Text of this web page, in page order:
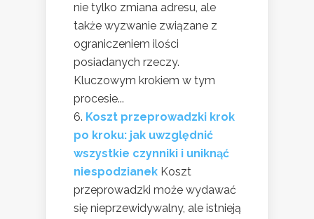
nie tylko zmiana adresu, ale
także wyzwanie związane z
ograniczeniem ilości
posiadanych rzeczy.
Kluczowym krokiem w tym
procesie...
Koszt przeprowadzki krok
po kroku: jak uwzględnić
wszystkie czynniki i uniknąć
niespodzianek Koszt
przeprowadzki może wydawać
się nieprzewidywalny, ale istnieją